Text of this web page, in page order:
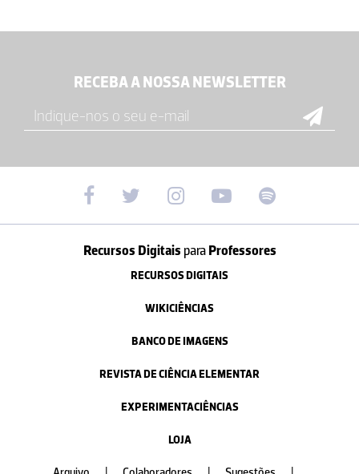
RECEBA A NOSSA NEWSLETTER
Recursos Digitais paraProfessores
RECURSOS DIGITAIS
WIKICIÊNCIAS
BANCO DE IMAGENS
REVISTA DE CIÊNCIA ELEMENTAR
EXPERIMENTACIÊNCIAS
LOJA